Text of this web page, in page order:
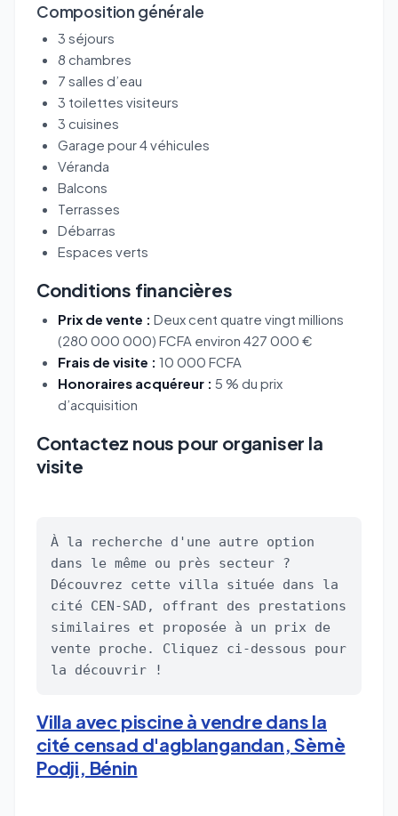
Composition générale
3 séjours
8 chambres
7 salles d’eau
3 toilettes visiteurs
3 cuisines
Garage pour 4 véhicules
Véranda
Balcons
Terrasses
Débarras
Espaces verts
Conditions financières
Prix de vente : Deux cent quatre vingt millions
(280 000 000) FCFA environ 427 000 €
Frais de visite : 10 000 FCFA
Honoraires acquéreur : 5 % du prix
d’acquisition
Contactez nous pour organiser la
visite
À la recherche d'une autre option
dans le même ou près secteur ?
Découvrez cette villa située dans la
cité CEN-SAD, offrant des prestations
similaires et proposée à un prix de
vente proche. Cliquez ci-dessous pour
la découvrir !
Villa avec piscine à vendre dans la
cité censad d'agblangandan, Sèmè
Podji, Bénin